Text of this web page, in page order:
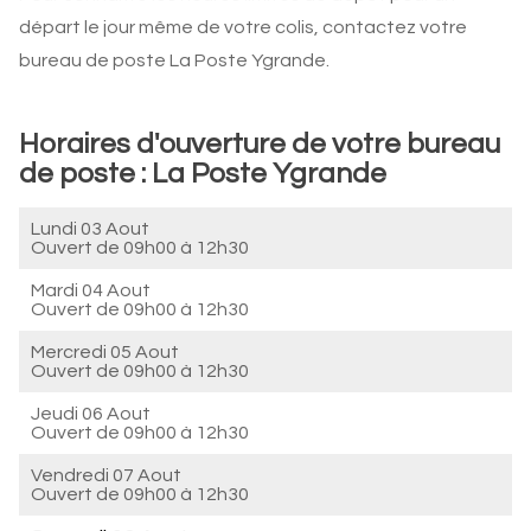
départ le jour même de votre colis, contactez votre
bureau de poste La Poste Ygrande.
Horaires d'ouverture de votre bureau
de poste : La Poste Ygrande
Lundi 03 Aout
Ouvert de 09h00 à 12h30
Mardi 04 Aout
Ouvert de 09h00 à 12h30
Mercredi 05 Aout
Ouvert de 09h00 à 12h30
Jeudi 06 Aout
Ouvert de 09h00 à 12h30
Vendredi 07 Aout
Ouvert de 09h00 à 12h30